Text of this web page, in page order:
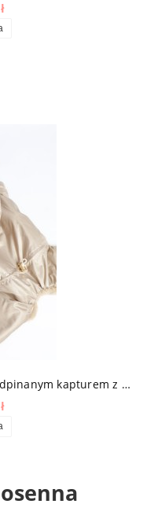
Bonita – kombinezon dla psa z odpinanym kapturem z mikrofazy high-tech z futerkiem w kolorze beżowym